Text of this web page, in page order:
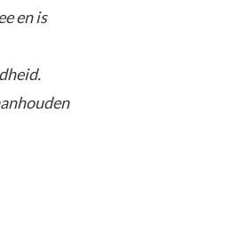
en is